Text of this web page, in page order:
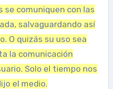
se comuniquen con las
salvaguardando así
O quizás su uso sea
la comunicación
Solo el tiempo nos
el medio.